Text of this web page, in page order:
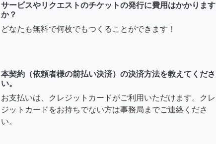
サービスやリクエストのチケットの発行に費用はかかります
か？
どなたも無料で何枚でもつくることができます！
本契約（依頼者様の前払い決済）の決済方法を教えてくださ
い。
お支払いは、クレジットカードがご利用いただけます。クレ
ジットカードをお持ちでない方は事務局までご連絡くださ
い。